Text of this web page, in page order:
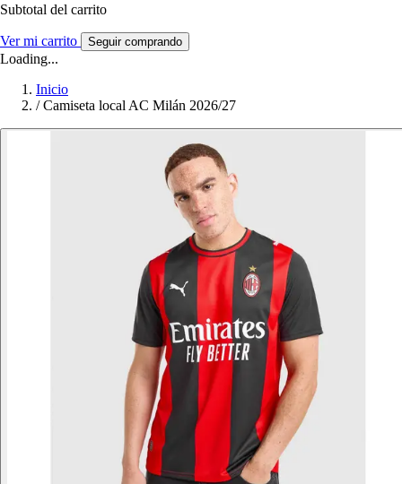
Subtotal del carrito
Ver mi carrito Seguir comprando
Loading...
Inicio
/ Camiseta local AC Milán 2026/27